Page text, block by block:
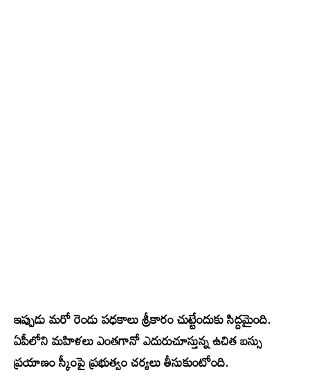
ఇప్పుడు మరో రెండు పధకాలు శ్రీకారం చుట్టేందుకు సిద్దమైంది.
ఏపీలోని మహిళలు ఎంతగానో ఎదురుచూస్తున్న ఉచిత బస్సు
ప్రయాణం స్కీంపై ప్రభుత్వం చర్యలు తీసుకుంటోంది.